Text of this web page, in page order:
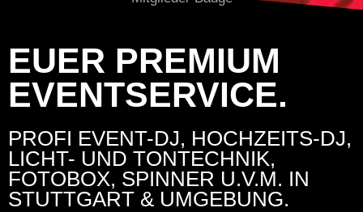
EUER PREMIUM
EVENTSERVICE.
PROFI EVENT-DJ, HOCHZEITS-DJ,
LICHT- UND TONTECHNIK,
FOTOBOX, SPINNER U.V.M. IN
STUTTGART & UMGEBUNG.